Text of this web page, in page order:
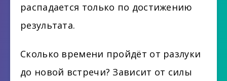
распадается только по достижению
результата.
Сколько времени пройдёт от разлуки
до новой встречи? Зависит от силы